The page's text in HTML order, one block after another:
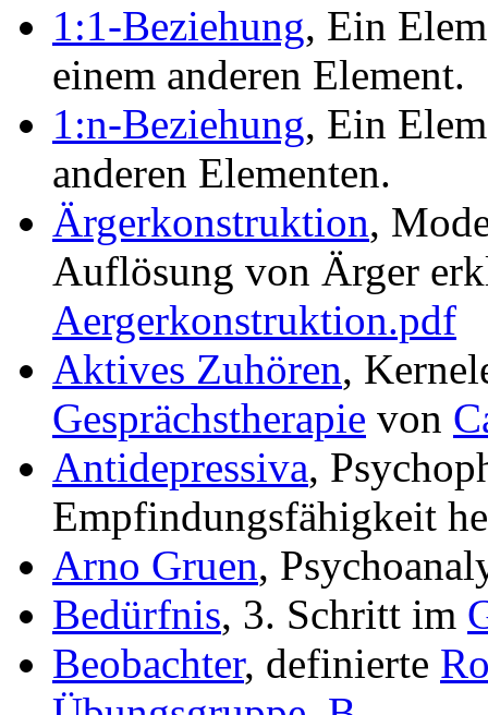
1:1-Beziehung, Ein
einem anderen Element.
1:n-Beziehung, Ein
anderen Elementen.
Ärgerkonstruktion,
Auflösung von Ärger
Aergerkonstruktion.pdf
Aktives Zuhören,
Gesprächstherapie von
Antidepressiva,
Empfindungsfähigkeit
Arno Gruen,
Bedürfnis, 3. Schritt im
Beobachter, definierte